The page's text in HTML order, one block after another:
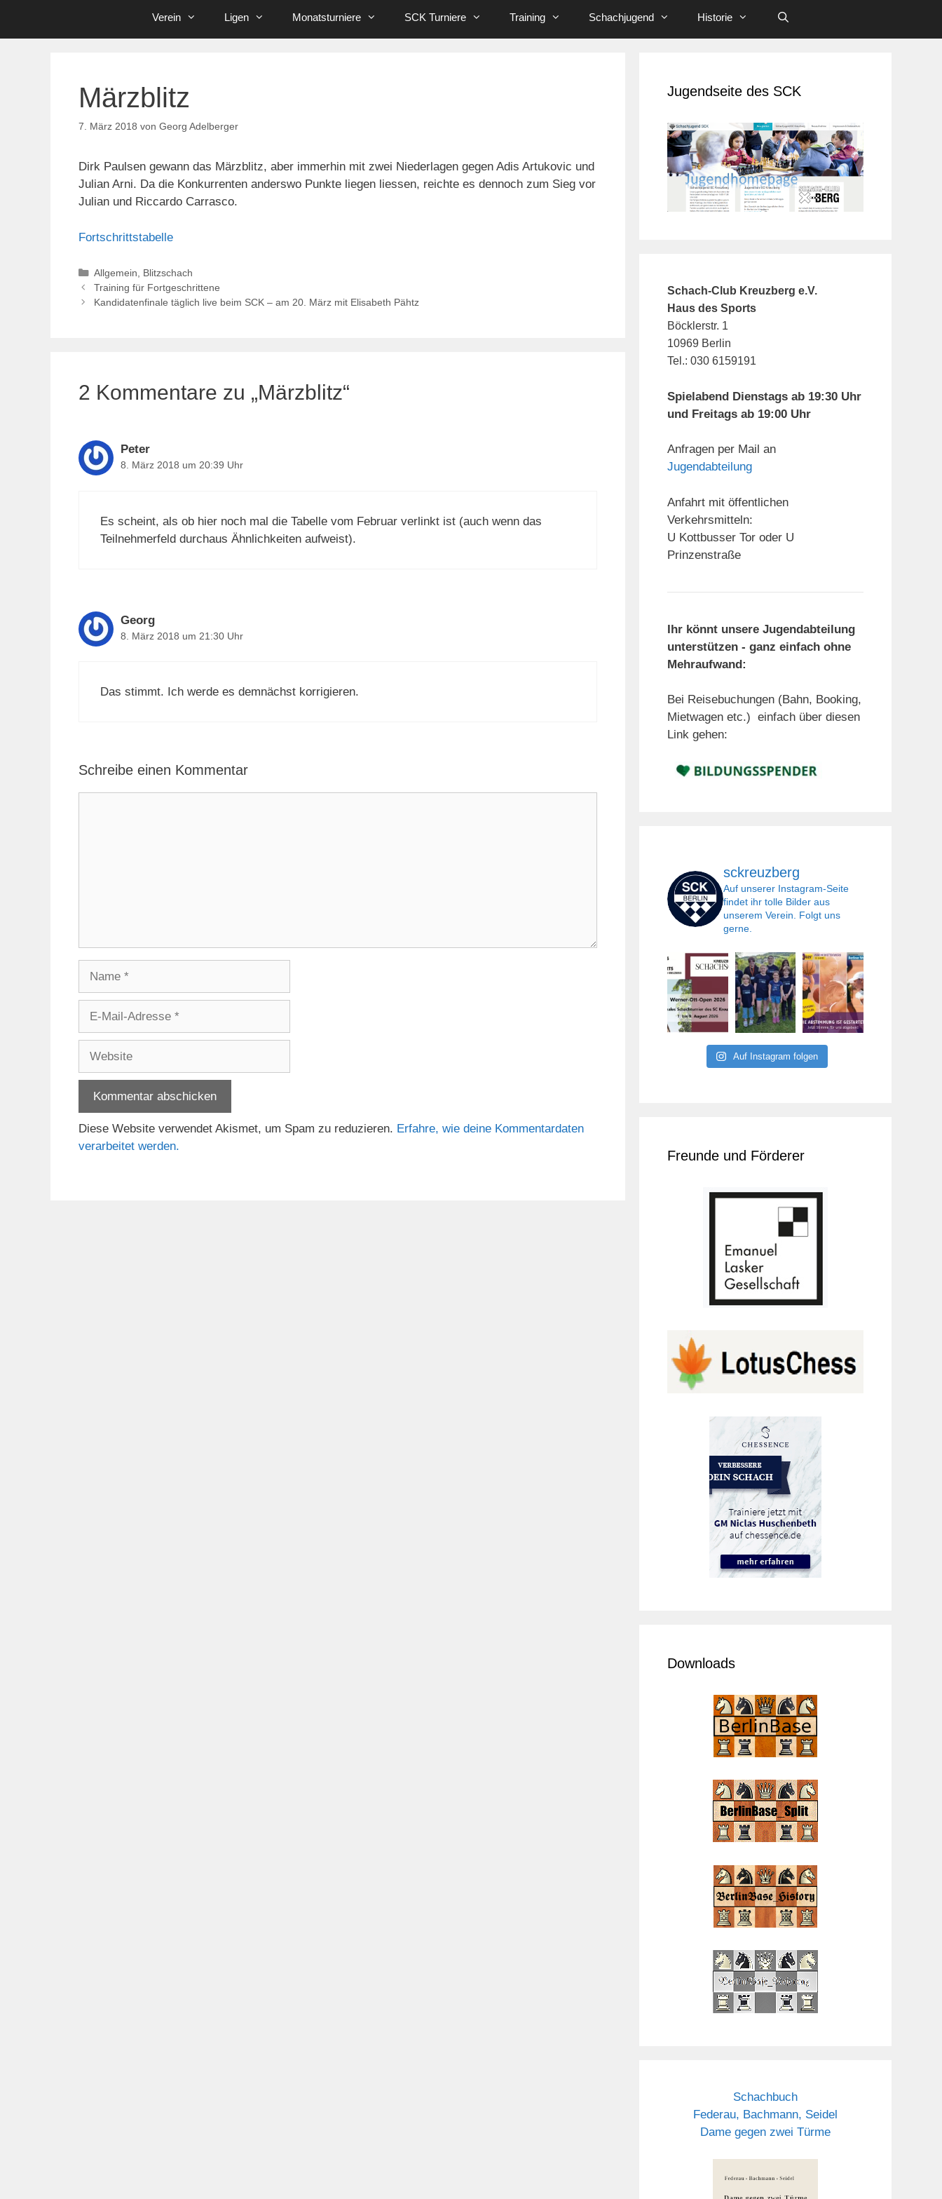
Verein Ligen Monatsturniere SCK Turniere Training Schachjugend Historie
Märzblitz
7. März 2018 von Georg Adelberger
Dirk Paulsen gewann das Märzblitz, aber immerhin mit zwei Niederlagen gegen Adis Artukovic und
Julian Arni. Da die Konkurrenten anderswo Punkte liegen liessen, reichte es dennoch zum Sieg vor
Julian und Riccardo Carrasco.
Fortschrittstabelle
Kategorien
Allgemein, Blitzschach
Training für Fortgeschrittene
Kandidatenfinale täglich live beim SCK – am 20. März mit Elisabeth Pähtz
2 Kommentare zu „Märzblitz“
Peter
8. März 2018 um 20:39 Uhr
Es scheint, als ob hier noch mal die Tabelle vom Februar verlinkt ist (auch wenn das
Teilnehmerfeld durchaus Ähnlichkeiten aufweist).
Georg
8. März 2018 um 21:30 Uhr
Das stimmt. Ich werde es demnächst korrigieren.
Schreibe einen Kommentar
Adresse
Diese Website verwendet Akismet, um Spam zu reduzieren. Erfahre, wie deine Kommentardaten
verarbeitet werden.
Jugendseite des SCK
Schach-Club Kreuzberg e.V.
Haus des Sports
Böcklerstr. 1
10969 Berlin
Tel.: 030 6159191
Spielabend Dienstags ab 19:30 Uhr
und Freitags ab 19:00 Uhr
Anfragen per Mail an
Jugendabteilung
Anfahrt mit öffentlichen
Verkehrsmitteln:
U Kottbusser Tor oder U
Prinzenstraße
Ihr könnt unsere Jugendabteilung
unterstützen - ganz einfach ohne
Mehraufwand:
Bei Reisebuchungen (Bahn, Booking,
Mietwagen etc.) einfach über diesen
Link gehen:
sckreuzberg
Auf unserer Instagram-Seite
findet ihr tolle Bilder aus
unserem Verein. Folgt uns
gerne.
Auf Instagram folgen
Freunde und Förderer
Downloads
Schachbuch
Federau, Bachmann, Seidel
Dame gegen zwei Türme